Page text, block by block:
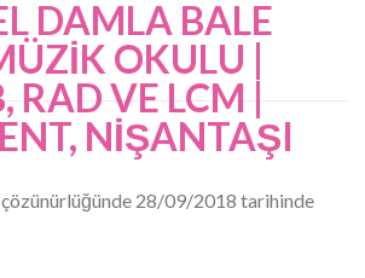
çözünürlüğünde 28/09/2018 tarihinde